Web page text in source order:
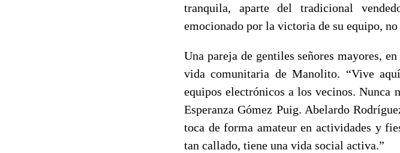
tranquila, aparte del tradicional
emocionado por la victoria de su equipo,
Una pareja de gentiles señores mayores,
vida comunitaria de Manolito. “Vive
equipos electrónicos a los vecinos. Nunca
Esperanza Gómez Puig. Abelardo
toca de forma amateur en actividades y
tan callado, tiene una vida social activa.”